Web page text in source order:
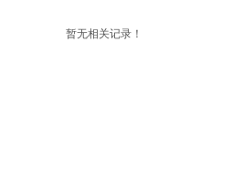
暂无相关记录！